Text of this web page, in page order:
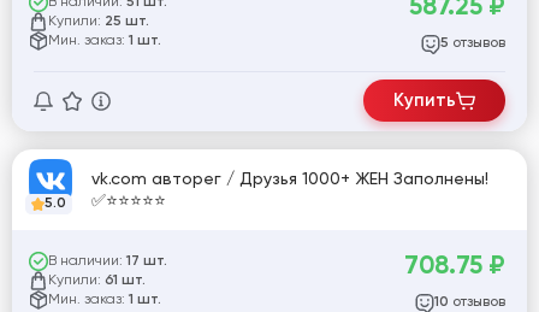
Купили: 25 шт.
Мин. заказ: 1 шт. 5 отзывов
Купить
5.0
vk.com авторег / Друзья 1000+ ЖЕН Заполнены!
✅⭐️⭐️⭐️⭐️⭐️
В наличии: 17 шт.
Купили: 61 шт.
Мин. заказ: 1 шт.
708.75 ₽
10 отзывов